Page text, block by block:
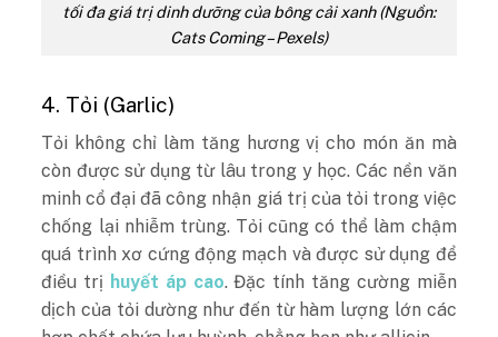
tối đa giá trị dinh dưỡng của bông cải xanh (Nguồn:
Cats Coming – Pexels)
4. Tỏi (Garlic)
Tỏi không chỉ làm tăng hương vị cho món ăn mà
còn được sử dụng từ lâu trong y học. Các nền văn
minh cổ đại đã công nhận giá trị của tỏi trong việc
chống lại nhiễm trùng. Tỏi cũng có thể làm chậm
quá trình xơ cứng động mạch và được sử dụng để
điều trị huyết áp cao. Đặc tính tăng cường miễn
dịch của tỏi dường như đến từ hàm lượng lớn các